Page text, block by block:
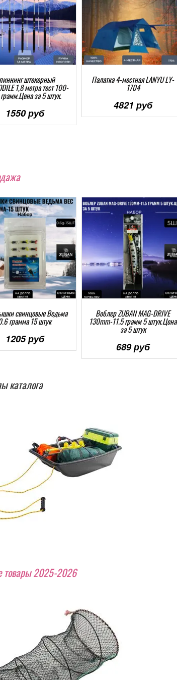
штекерный
1,8 метра тест 100-
за 5 штук.
1550 руб
Палатка 4-местная LANYU LY-
1704
4821 руб
свинцовые Ведьма
грамма 15 штук
1205 руб
Воблер ZUBAN MAG-DRIVE
130mm-11.5 грамм 5 штук.Цена
за 5 штук
689 руб
каталога
товары 2025-2026